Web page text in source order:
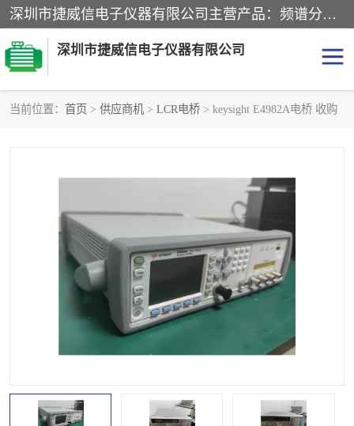
深圳市捷威信电子仪器有限公司主营产品：频谱分析仪.信号发生器.网络分析仪.音频分析仪，示波器，电源，音频分析仪。综合测试仪。蓝牙测试仪等
深圳市捷威信电子仪器有限公司
当前位置： 首页 > 供应商机 > LCR电桥 > keysight E4982A电桥 收购
信号发生器 网络分析仪
音频分析仪 天馈线测试仪
信号源
GPIB-USB卡 数据采集仪
示波器 直流电源